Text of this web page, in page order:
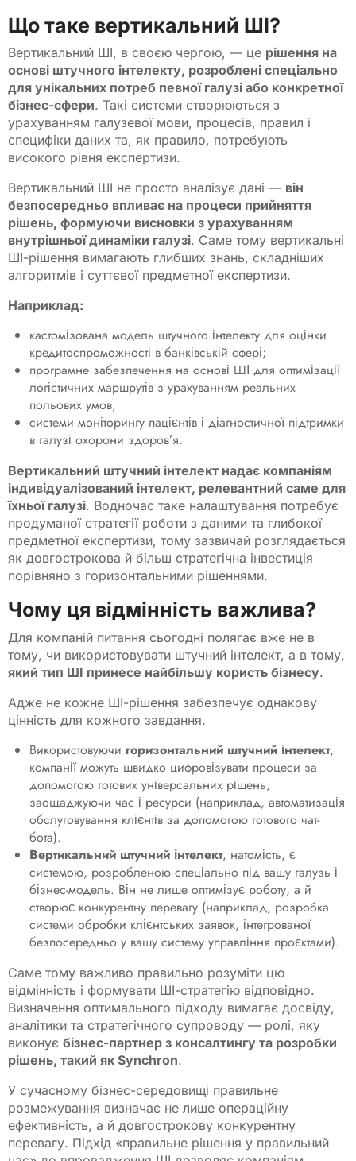
Що таке вертикальний ШІ?
Вертикальний ШІ, в своєю чергою, — це рішення на
основі штучного інтелекту, розроблені спеціально
для унікальних потреб певної галузі або конкретної
бізнес-сфери. Такі системи створюються з
урахуванням галузевої мови, процесів, правил і
специфіки даних та, як правило, потребують
високого рівня експертизи.
Вертикальний ШІ не просто аналізує дані — він
безпосередньо впливає на процеси прийняття
рішень, формуючи висновки з урахуванням
внутрішньої динаміки галузі. Саме тому вертикальні
ШІ-рішення вимагають глибших знань, складніших
алгоритмів і суттєвої предметної експертизи.
Наприклад:
кастомізована модель штучного інтелекту для оцінки
кредитоспроможності в банківській сфері;
програмне забезпечення на основі ШІ для оптимізації
логістичних маршрутів з урахуванням реальних
польових умов;
системи моніторингу пацієнтів і діагностичної підтримки
в галузі охорони здоров’я.
Вертикальний штучний інтелект надає компаніям
індивідуалізований інтелект, релевантний саме для
їхньої галузі. Водночас таке налаштування потребує
продуманої стратегії роботи з даними та глибокої
предметної експертизи, тому зазвичай розглядається
як довгострокова й більш стратегічна інвестиція
порівняно з горизонтальними рішеннями.
Чому ця відмінність важлива?
Для компаній питання сьогодні полягає вже не в
тому, чи використовувати штучний інтелект, а в тому,
який тип ШІ принесе найбільшу користь бізнесу.
Адже не кожне ШІ-рішення забезпечує однакову
цінність для кожного завдання.
Використовуючи горизонтальний штучний інтелект,
компанії можуть швидко цифровізувати процеси за
допомогою готових універсальних рішень,
заощаджуючи час і ресурси (наприклад, автоматизація
обслуговування клієнтів за допомогою готового чат-
бота).
Вертикальний штучний інтелект, натомість, є
системою, розробленою спеціально під вашу галузь і
бізнес-модель. Він не лише оптимізує роботу, а й
створює конкурентну перевагу (наприклад, розробка
системи обробки клієнтських заявок, інтегрованої
безпосередньо у вашу систему управління проєктами).
Саме тому важливо правильно розуміти цю
відмінність і формувати ШІ-стратегію відповідно.
Визначення оптимального підходу вимагає досвіду,
аналітики та стратегічного супроводу — ролі, яку
виконує бізнес-партнер з консалтингу та розробки
рішень, такий як Synchron.
У сучасному бізнес-середовищі правильне
розмежування визначає не лише операційну
ефективність, а й довгострокову конкурентну
перевагу. Підхід «правильне рішення у правильний